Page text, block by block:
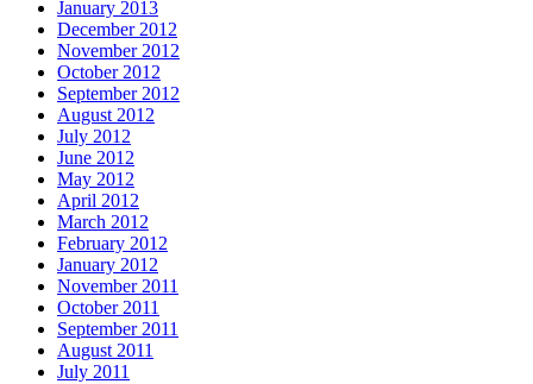
January 2013
December 2012
November 2012
October 2012
September 2012
August 2012
July 2012
June 2012
May 2012
April 2012
March 2012
February 2012
January 2012
November 2011
October 2011
September 2011
August 2011
July 2011